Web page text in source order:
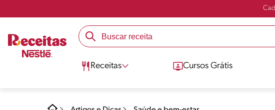
Receitas Cursos Grátis